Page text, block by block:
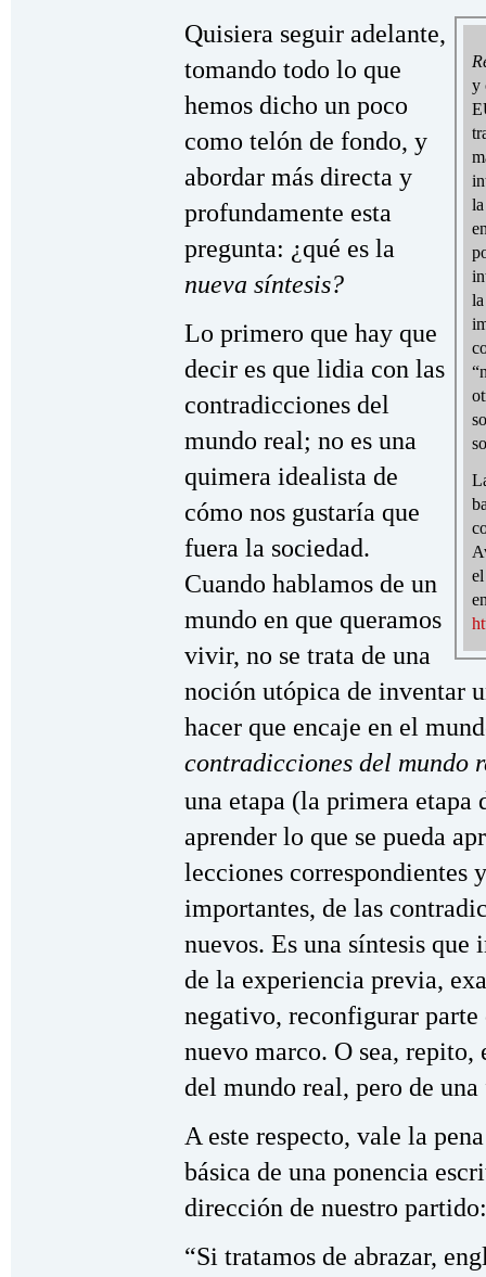
y
Quisiera seguir adelante,
tomando todo lo que
hemos dicho un poco
como telón de fondo, y
abordar más directa y
profundamente esta
pregunta: ¿qué es la
nueva síntesis?
Lo primero que hay que
decir es que lidia con las
contradicciones del
mundo real; no es una
quimera idealista de
cómo nos gustaría que
fuera la sociedad.
Cuando hablamos de un
mundo en que queramos
vivir, no se trata de una
noción utópica de inventar
hacer que encaje en el
contradicciones del mundo
una etapa (la primera etapa
aprender lo que se pueda
lecciones correspondientes
importantes, de las
nuevos. Es una síntesis
de la experiencia previa,
negativo, reconfigurar
nuevo marco. O sea,
del mundo real, pero de
A este respecto, vale la
básica de una ponencia
dirección de nuestro partido:
“Si tratamos de abrazar,